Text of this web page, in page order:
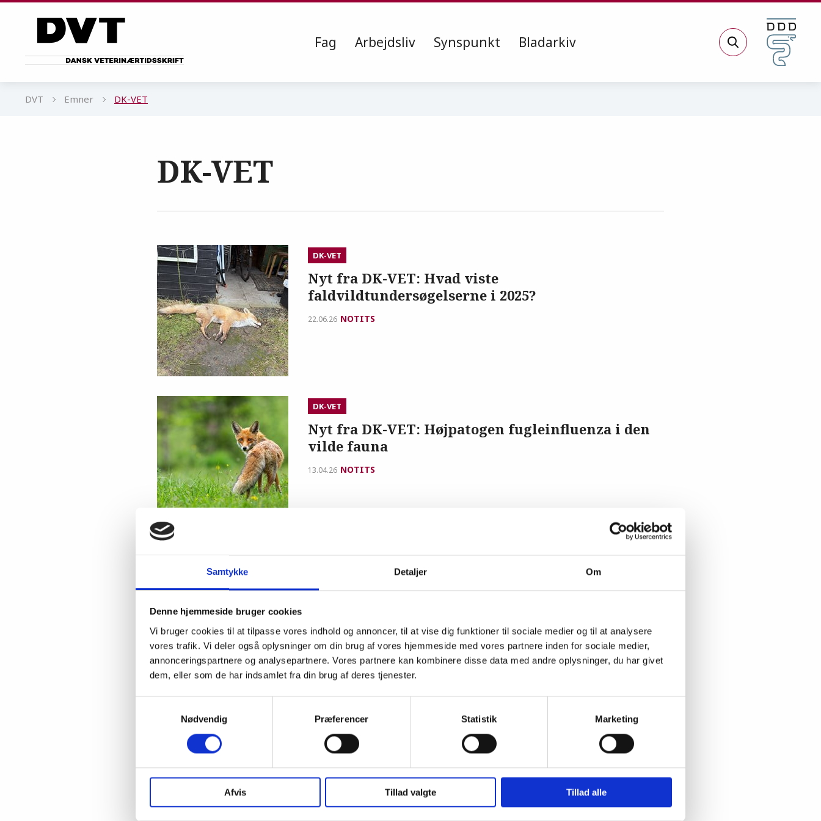
Samtykke Detaljer Om
Denne hjemmeside bruger cookies
Vi bruger cookies til at tilpasse vores indhold og annoncer, til at vise dig funktioner til sociale medier og til at analysere
vores trafik. Vi deler også oplysninger om din brug af vores hjemmeside med vores partnere inden for sociale medier,
annonceringspartnere og analysepartnere. Vores partnere kan kombinere disse data med andre oplysninger, du har givet
dem, eller som de har indsamlet fra din brug af deres tjenester.
Nødvendig
Præferencer Statistik Marketing
Afvis Tillad valgte Tillad alle
Fag Arbejdsliv Synspunkt Bladarkiv Søg
DVT Emner DK-VET
DK-VET
DK-VET
Nyt fra DK-VET: Hvad viste
faldvildtundersøgelserne i 2025?
22.06.26 NOTITS
DK-VET
Nyt fra DK-VET: Højpatogen fugleinfluenza i den
vilde fauna
13.04.26 NOTITS
DK-VET
Nyt fra DK-VET: Hvor godt beskytter vaccination
mod Rotavirus A hos kalve?
Parasitinfektioner hos kvæg på
storgræsningsarealer
NOTITS